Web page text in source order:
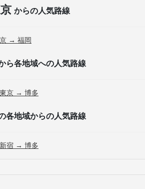
からの人気路線
→ 福岡
ら各地域への人気路線
東京 → 博多
各地域からの人気路線
新宿 → 博多